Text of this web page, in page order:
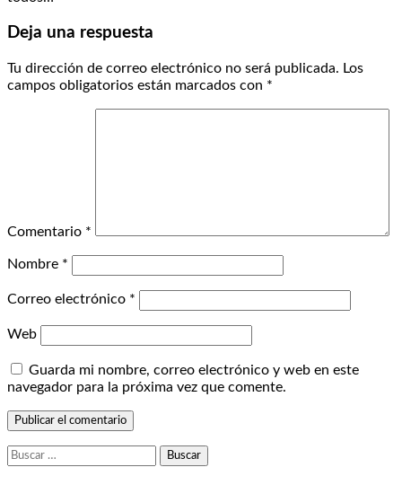
Deja una respuesta
Tu dirección de correo electrónico no será publicada. Los
campos obligatorios están marcados con *
Comentario *
Nombre *
Correo electrónico *
Web
Guarda mi nombre, correo electrónico y web en este
navegador para la próxima vez que comente.
Buscar: